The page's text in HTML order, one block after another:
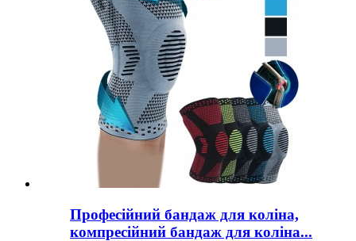
Професійний бандаж для коліна,
компресійний бандаж для коліна...